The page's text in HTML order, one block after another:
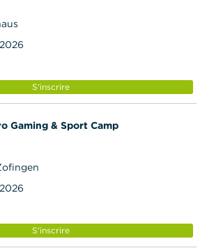
S'inscrire
Gaming & Sport Camp
S'inscrire